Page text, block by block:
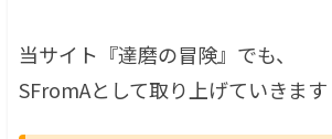
当サイト『達磨の冒険』でも、
SFromAとして取り上げていきます